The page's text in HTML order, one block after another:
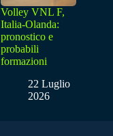
Volley VNL F,
Italia-Olanda:
pronostico e
probabili
formazioni
22 Luglio
2026